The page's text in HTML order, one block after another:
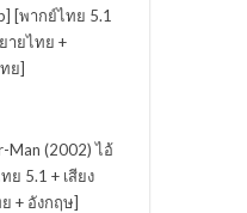
[พากย์ไทย 5.1
ายไทย +
ย]
Man (2002) ไอ้
5.1 + เสียง
+ อังกฤษ]